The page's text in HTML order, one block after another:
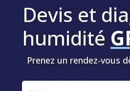
Devis et
humidité
Prenez un rendez-vous